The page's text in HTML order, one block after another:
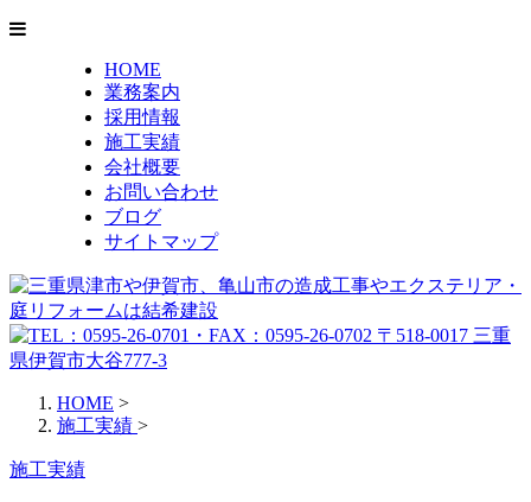
HOME
業務案内
採用情報
施工実績
会社概要
お問い合わせ
ブログ
サイトマップ
HOME >
施工実績 >
施工実績